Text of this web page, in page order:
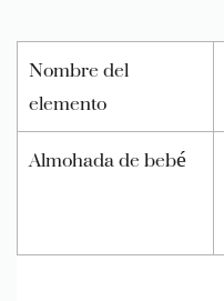
Nombre del
elemento
Almohada de bebé